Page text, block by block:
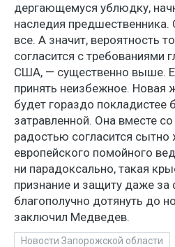
дергающемуся ублюдку,
наследия
все. А значит, вероятность
согласится с требованиями
США, — существенно выше.
принять неизбежное.
будет гораздо покладистее
затравленной. Она вместе
радостью согласится сытно
европейского помойного
ни парадоксально, такая
признание и защиту даже за
благополучно дотянуть до
заключил Медведев.
Новости Запорожской области